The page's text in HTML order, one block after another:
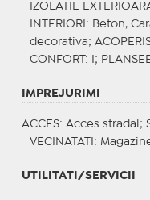
IZOLATIE
INTERIORI : Beton,
decorativa;
CONFORT : I; PLANSEE
IMPREJURIMI
ACCES: Acces stradal;
VECINATATI :
UTILITATI/SERVICII